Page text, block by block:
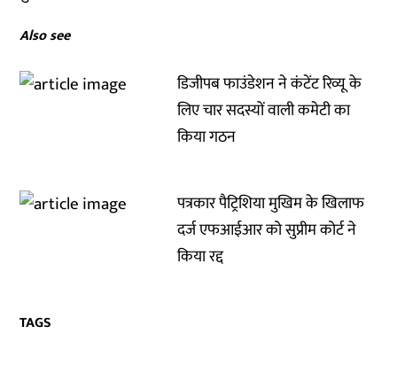
Also see
डिजीपब फाउंडेशन ने कंटेंट रिव्यू के
लिए चार सदस्यों वाली कमेटी का
किया गठन
पत्रकार पैट्रिशिया मुखिम के खिलाफ
दर्ज एफआईआर को सुप्रीम कोर्ट ने
किया रद्द
TAGS